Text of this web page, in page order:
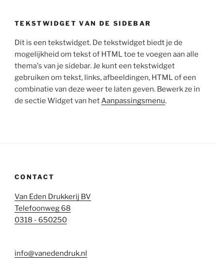
TEKSTWIDGET VAN DE SIDEBAR
Dit is een tekstwidget. De tekstwidget biedt je de
mogelijkheid om tekst of HTML toe te voegen aan alle
thema's van je sidebar. Je kunt een tekstwidget
gebruiken om tekst, links, afbeeldingen, HTML of een
combinatie van deze weer te laten geven. Bewerk ze in
de sectie Widget van hetAanpassingsmenu.
CONTACT
Van Eden Drukkerij BV
Telefoonweg 68
0318 - 650250
info@vanedendruk.nl